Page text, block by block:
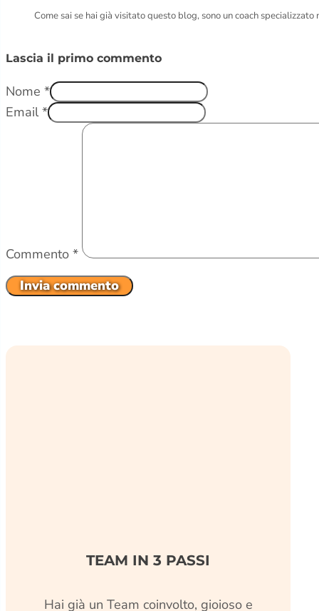
Come sai se hai già visitato questo blog, sono un coach
Lascia il primo commento
Nome *
Email *
Commento *
TEAM IN 3 PASSI
Hai già un Team coinvolto, gioioso e